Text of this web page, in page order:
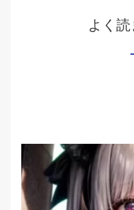
よく